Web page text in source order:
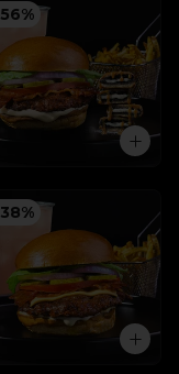
56%
38%